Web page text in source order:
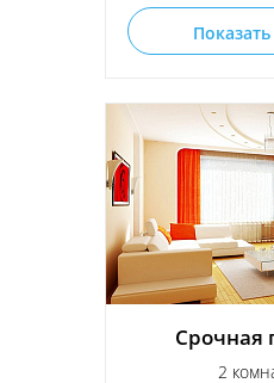
Срочная
2